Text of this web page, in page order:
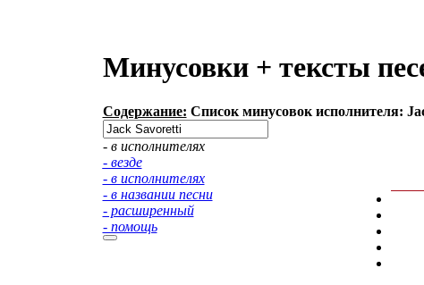
Минусовки + тексты
Содержание: Список минусовок исполнителя:
- в исполнителях
- везде
- в исполнителях
- в названии песни
- расширенный
- помощь